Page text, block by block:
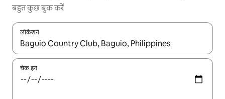
बहुत कुछ बुक करें
लोकेशन
नतीजों के उपलब्ध होने पर, अप और डाउन 'ऐरो की' का इस्तेमाल करके नेविगेट
चेक इन